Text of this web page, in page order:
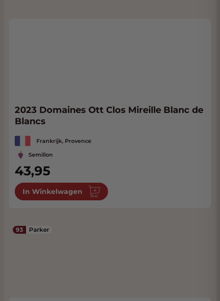
2023 Domaines Ott Clos Mireille Blanc de
Blancs
Frankrijk, Provence
Semillon
43,95
In Winkelwagen
93 Parker